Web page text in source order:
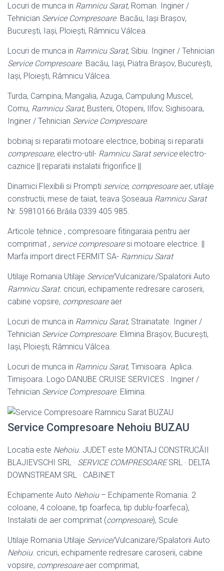
Locuri de munca in Ramnicu Sarat, Roman. Inginer /
Tehnician Service Compresoare. Bacău, Iași Brașov,
București, Iași, Ploiești, Râmnicu Vâlcea.
Locuri de munca in Ramnicu Sarat, Sibiu. Inginer / Tehnician
Service Compresoare. Bacău, Iași, Piatra Brașov, București,
Iași, Ploiești, Râmnicu Vâlcea.
Turda, Campina, Mangalia, Azuga, Campulung Muscel,
Cornu, Ramnicu Sarat, Busteni, Otopeni, Ilfov, Sighisoara,
Inginer / Tehnician Service Compresoare.
bobinaj si reparatii motoare electrice, bobinaj si reparatii
compresoare, electro-util- Ramnicu Sarat serviceelectro-
caznice || reparatii instalatii frigorifice ||
Dinamici Flexibili si Prompti service, compresoareaer, utilaje
constructii, mese de taiat, teava Şoseaua Ramnicu Sarat
Nr. 59810166 Brăila 0339 405 985.
Articole tehnice , compresoare fitingaraia pentru aer
comprimat , service compresoaresi motoare electrice. ||
Marfa import direct FERMIT SA- Ramnicu Sarat
Utilaje Romania Utilaje Service/Vulcanizare/Spalatorii Auto
Ramnicu Sarat. cricuri, echipamente redresare caroserii,
cabine vopsire, compresoareaer
Locuri de munca in Ramnicu Sarat, Strainatate. Inginer /
Tehnician Service Compresoare. Elimina Brașov, București,
Iași, Ploiești, Râmnicu Vâlcea.
Locuri de munca in Ramnicu Sarat, Timisoara. Aplica.
Timișoara. Logo DANUBE CRUISE SERVICES . Inginer /
Tehnician Service Compresoare. Elimina.
Service Compresoare Nehoiu BUZAU
Locatia este Nehoiu. JUDET este MONTAJ CONSTRUCĂII
BLAJIEVSCHI SRL · SERVICE COMPRESOARESRL · DELTA
DOWNSTREAM SRL · CABINET
Echipamente Auto Nehoiu– Echipamente Romania. 2
coloane, 4 coloane, tip foarfeca, tip dublu-foarfeca),
Instalatii de aer comprimat (compresoare), Scule
Utilaje Romania Utilaje Service/Vulcanizare/Spalatorii Auto
Nehoiu. cricuri, echipamente redresare caroserii, cabine
vopsire, compresoareaer comprimat,